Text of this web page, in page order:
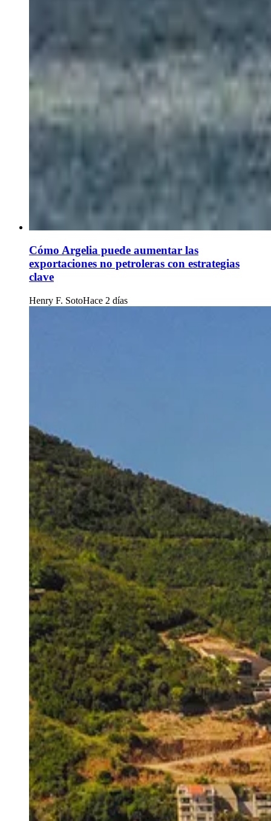
Cómo Argelia puede aumentar las
exportaciones no petroleras con estrategias
clave
Henry F. SotoHace 2 días